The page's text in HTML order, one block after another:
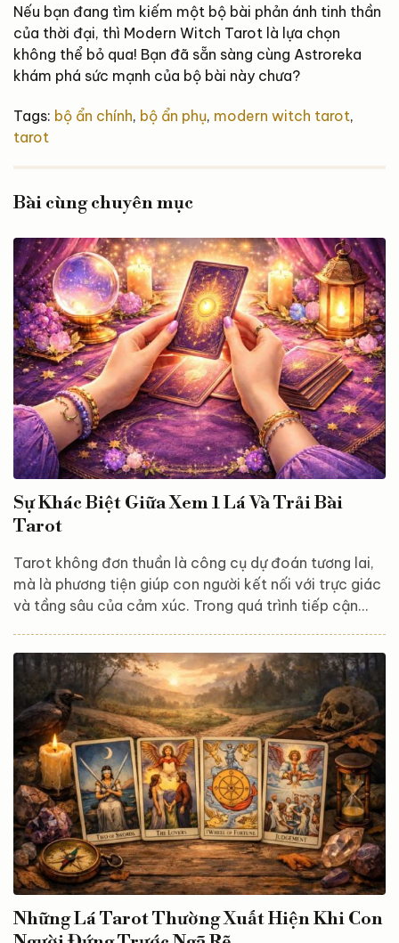
Nếu bạn đang tìm kiếm một bộ bài phản ánh tinh thần
của thời đại, thì Modern Witch Tarot là lựa chọn
không thể bỏ qua! Bạn đã sẵn sàng cùng Astroreka
khám phá sức mạnh của bộ bài này chưa?
Tags: bộ ẩn chính, bộ ẩn phụ, modern witch tarot,
tarot
Bài cùng chuyên mục
Sự Khác Biệt Giữa Xem 1 Lá Và Trải Bài
Tarot
Tarot không đơn thuần là công cụ dự đoán tương lai,
mà là phương tiện giúp con người kết nối với trực giác
và tầng sâu của cảm xúc. Trong quá trình tiếp cận
hay trải bài Tarot thì đúng hơn? Thực tế, Tarot không
có đúng – sai tuyệt đối. Mỗi hình thức tồn tại để phục
vụ những nhu cầu khác nhau của linh hồn ở từng thời
điểm. Xem 1 lá Tarot – Khi bạn cần một thông điệp
vừa đủ Xem 1 lá Tarot là...
Những Lá Tarot Thường Xuất Hiện Khi Con